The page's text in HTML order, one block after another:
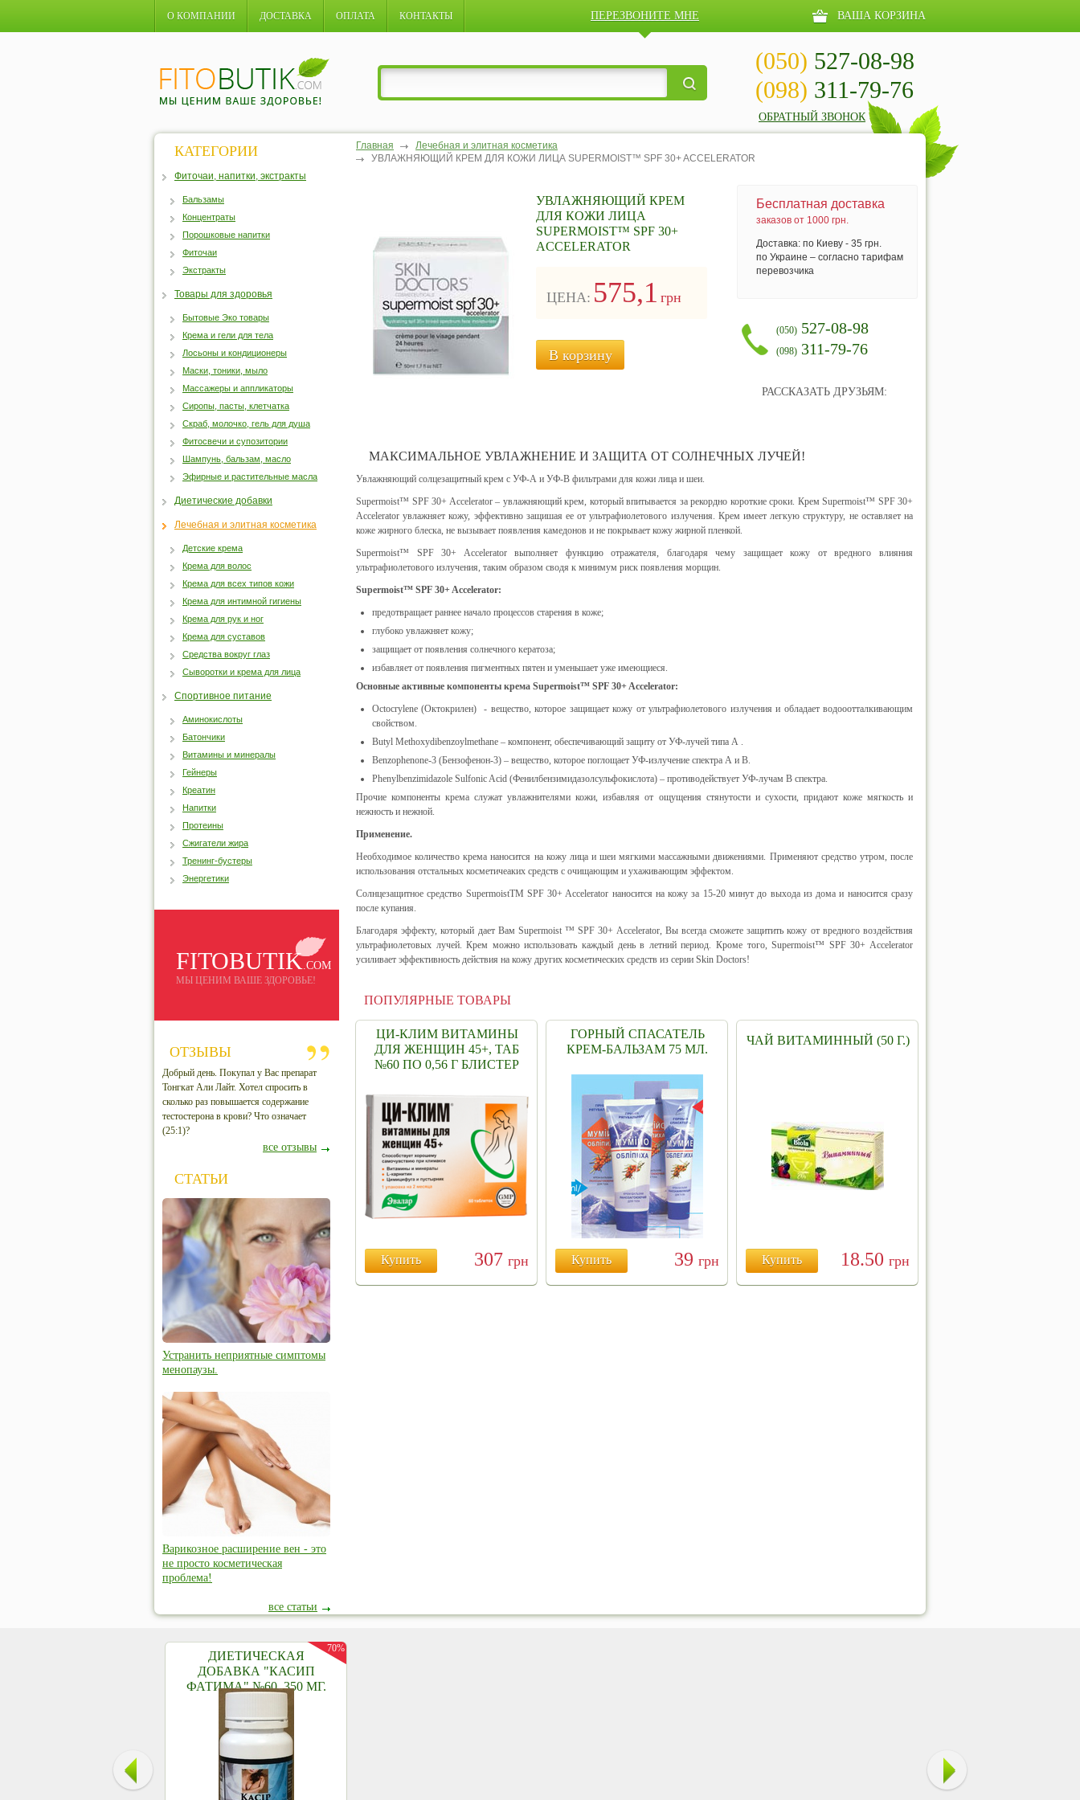
О КОМПАНИИ ДОСТАВКА ОПЛАТА КОНТАКТЫ ПЕРЕЗВОНИТЕ МНЕ ВАША КОРЗИНА
(050) 527-08-98
(098) 311-79-76
ОБРАТНЫЙ ЗВОНОК
Главная
Лечебная и элитная косметика
УВЛАЖНЯЮЩИЙ КРЕМ ДЛЯ КОЖИ ЛИЦА SUPERMOIST™ SPF 30+ ACCELERATOR
УВЛАЖНЯЮЩИЙ КРЕМ
ДЛЯ КОЖИ ЛИЦА
SUPERMOIST™ SPF 30+
ACCELERATOR
ЦЕНА: 575,1 грн
В корзину
Бесплатная доставка
заказов от 1000 грн.
Доставка: по Киеву - 35 грн.
по Украине – согласно тарифам
перевозчика
(050) 527-08-98
(098) 311-79-76
РАССКАЗАТЬ ДРУЗЬЯМ:
МАКСИМАЛЬНОЕ УВЛАЖНЕНИЕ И ЗАЩИТА ОТ СОЛНЕЧНЫХ ЛУЧЕЙ!
Увлажняющий солцезащитный крем с УФ-А и УФ-В фильтрами для кожи лица и шеи.
Supermoist™ SPF 30+ Accelerator – увлажняющий крем, который впитывается за рекордно короткие сроки. Крем Supermoist™ SPF 30+
Accelerator увлажняет кожу, эффективно защишая ее от ультрафиолетового излучения. Крем имеет легкую структуру, не оставляет на
коже жирного блеска, не вызывает появления камедонов и не покрывает кожу жирной пленкой.
Supermoist™ SPF 30+ Accelerator выполняет функцию отражателя, благодаря чему защищает кожу от вредного влияния
ультрафиолетового излучения, таким образом сводя к минимум риск появления морщин.
Supermoist™ SPF 30+ Accelerator:
предотвращает раннее начало процессов старения в коже;
глубоко увлажняет кожу;
защищает от появления солнечного кератоза;
избавляет от появления пигментных пятен и уменьшает уже имеющиеся.
Основные активные компоненты крема Supermoist™ SPF 30+ Accelerator:
Octocrylene (Октокрилен) - вещество, которое защищает кожу от ультрафиолетового излучения и обладает водооотталкивающим
свойством.
Butyl Methoxydibenzoylmethane – компонент, обеспечивающий защиту от УФ-лучей типа А .
Benzophenone-3 (Бензофенон-3) – вещество, которое поглощает УФ-излучение спектра А и В.
Phenylbenzimidazole Sulfonic Acid (Фенилбензимидазолсульфокислота) – противодействует УФ-лучам В спектра.
Прочие компоненты крема служат увлажнителями кожи, избавляя от ощущения стянутости и сухости, придают коже мягкость и
нежность и нежной.
Применение.
Необходимое количество крема наносится на кожу лица и шеи мягкими массажными движениями. Применяют средство утром, после
использования отстальных косметичеаких средств с очищающим и ухаживающим эффектом.
Солнцезащитное средство SupermoistTM SPF 30+ Accelerator наносится на кожу за 15-20 минут до выхода из дома и наносится сразу
после купания.
Благодаря эффекту, который дает Вам Supermoist ™ SPF 30+ Accelerator, Вы всегда сможете защитить кожу от вредного воздействия
ультрафиолетовых лучей. Крем можно использовать каждый день в летний период. Кроме того, Supermoist™ SPF 30+ Accelerator
усиливает эффективность действия на кожу других косметических средств из серии Skin Doctors!
ПОПУЛЯРНЫЕ ТОВАРЫ
ЦИ-КЛИМ ВИТАМИНЫ
ДЛЯ ЖЕНЩИН 45+, ТАБ
№60 ПО 0,56 Г БЛИСТЕР
Купить 307 грн
ГОРНЫЙ СПАСАТЕЛЬ
КРЕМ-БАЛЬЗАМ 75 МЛ.
Купить 39 грн
ЧАЙ ВИТАМИННЫЙ (50 Г.)
Купить 18.50 грн
КАТЕГОРИИ
Фиточаи, напитки, экстракты
Бальзамы
Концентраты
Порошковые напитки
Фиточаи
Экстракты
Товары для здоровья
Бытовые Эко товары
Крема и гели для тела
Лосьоны и кондиционеры
Маски, тоники, мыло
Массажеры и аппликаторы
Сиропы, пасты, клетчатка
Скраб, молочко, гель для душа
Фитосвечи и супозитории
Шампунь, бальзам, масло
Эфирные и растительные масла
Диетические добавки
Лечебная и элитная косметика
Детские крема
Крема для волос
Крема для всех типов кожи
Крема для интимной гигиены
Крема для рук и ног
Крема для суставов
Средства вокруг глаз
Сыворотки и крема для лица
Спортивное питание
Аминокислоты
Батончики
Витамины и минералы
Гейнеры
Креатин
Напитки
Протеины
Сжигатели жира
Тренинг-бустеры
Энергетики
FITOBUTIK.COM
МЫ ЦЕНИМ ВАШЕ ЗДОРОВЬЕ!
ОТЗЫВЫ
Добрый день. Покупал у Вас препарат
Тонгкат Али Лайт. Хотел спросить в
сколько раз повышается содержание
тестостерона в крови? Что означает
(25:1)?
все отзывы
СТАТЬИ
Устранить неприятные симптомы
менопаузы.
Варикозное расширение вен - это
не просто косметическая
проблема!
все статьи
ДИЕТИЧЕСКАЯ
ДОБАВКА "КАСИП
ФАТИМА" №60, 350 МГ.
70%